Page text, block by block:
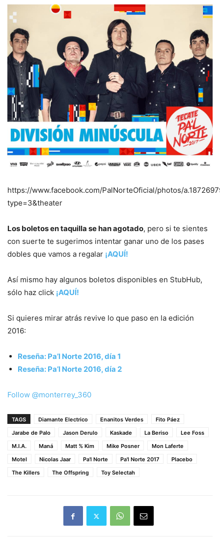
https://www.facebook.com/PalNorteOficial/photos/
type=3&theater
Los boletos en taquilla se han agotado, pero si te sientes
con suerte te sugerimos intentar ganar uno de los pases
dobles que vamos a regalar ¡AQUÍ!
Así mismo hay algunos boletos disponibles en StubHub,
sólo haz click ¡AQUÍ!
Si quieres mirar atrás revive lo que paso en la edición
2016:
Reseña: Pa’l Norte 2016, día 1
Reseña: Pa’l Norte 2016, día 2
Follow @monterrey_360
TAGS Diamante Electrico Enanitos Verdes
Fito Páez
Jarabe de Palo
Jason Derulo Kaskade La Beriso
Lee Foss
M.I.A.
Maná Matt % Kim Mike Posner
Mon Laferte
Motel
Nicolas Jaar Pa'l Norte Pa'l Norte 2017
Placebo
The Killers
The Offspring Toy Selectah